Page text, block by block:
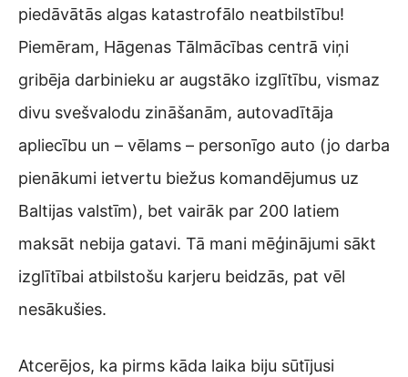
piedāvātās algas katastrofālo neatbilstību!
Piemēram, Hāgenas Tālmācības centrā viņi
gribēja darbinieku ar augstāko izglītību, vismaz
divu svešvalodu zināšanām, autovadītāja
apliecību un – vēlams – personīgo auto (jo darba
pienākumi ietvertu biežus komandējumus uz
Baltijas valstīm), bet vairāk par 200 latiem
maksāt nebija gatavi. Tā mani mēģinājumi sākt
izglītībai atbilstošu karjeru beidzās, pat vēl
nesākušies.
Atcerējos, ka pirms kāda laika biju sūtījusi